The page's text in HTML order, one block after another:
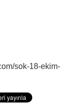
sok-18-ekim-